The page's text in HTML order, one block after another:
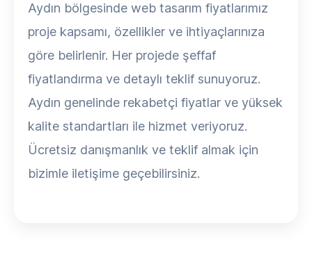
Aydın bölgesinde web tasarım fiyatlarımız
proje kapsamı, özellikler ve ihtiyaçlarınıza
göre belirlenir. Her projede şeffaf
fiyatlandırma ve detaylı teklif sunuyoruz.
Aydın genelinde rekabetçi fiyatlar ve yüksek
kalite standartları ile hizmet veriyoruz.
Ücretsiz danışmanlık ve teklif almak için
bizimle iletişime geçebilirsiniz.